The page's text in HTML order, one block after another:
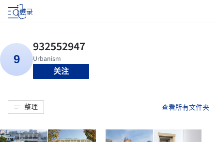
登录
关注
整理 查看所有文件夹